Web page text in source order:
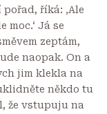
říká: ‚Ale
Já se
zeptám,
naopak. On a
jim klekla na
někdo tu
že vstupuju na